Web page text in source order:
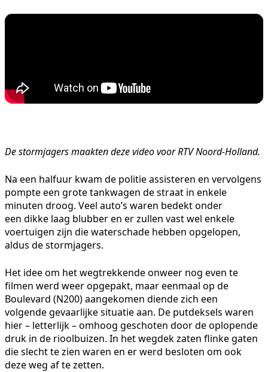
De stormjagers maakten deze video voor RTV Noord-Holland.
Na een halfuur kwam de politie assisteren en vervolgens
pompte een grote tankwagen de straat in enkele
minuten droog. Veel auto’s waren bedekt onder
een dikke laag blubber en er zullen vast wel enkele
voertuigen zijn die waterschade hebben opgelopen,
aldus de stormjagers.
Het idee om het wegtrekkende onweer nog even te
filmen werd weer opgepakt, maar eenmaal op de
Boulevard (N200) aangekomen diende zich een
volgende gevaarlijke situatie aan. De putdeksels waren
hier – letterlijk – omhoog geschoten door de oplopende
druk in de rioolbuizen. In het wegdek zaten flinke gaten
die slecht te zien waren en er werd besloten om ook
deze weg af te zetten.